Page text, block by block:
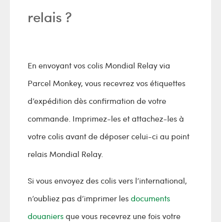
relais ?
En envoyant vos colis Mondial Relay via
Parcel Monkey, vous recevrez vos étiquettes
d’expédition dès confirmation de votre
commande. Imprimez-les et attachez-les à
votre colis avant de déposer celui-ci au point
relais Mondial Relay.
Si vous envoyez des colis vers l’international,
n’oubliez pas d’imprimer lesdocuments
douaniersque vous recevrez une fois votre